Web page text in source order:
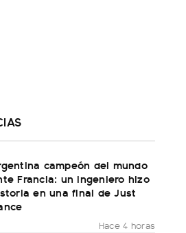
campeón del mundo
Francia: un ingeniero hizo
en una final de Just
Hace 4 horas